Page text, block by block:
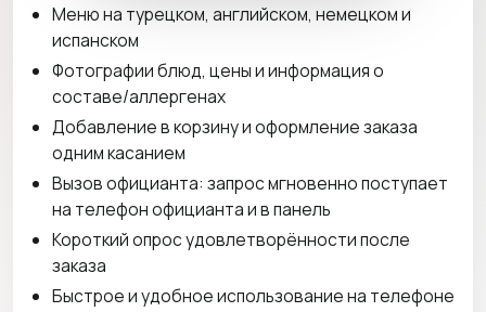
Меню на турецком, английском, немецком и
испанском
Фотографии блюд, цены и информация о
составе/аллергенах
Добавление в корзину и оформление заказа
одним касанием
Вызов официанта: запрос мгновенно поступает
на телефон официанта и в панель
Короткий опрос удовлетворённости после
заказа
Быстрое и удобное использование на телефоне